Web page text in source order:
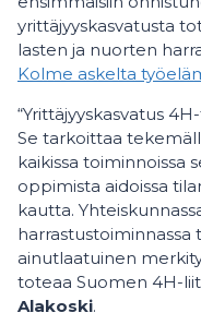
yrittäjyyskasvatusta
lasten ja nuorten
Kolme askelta
“Yrittäjyyskasvatus
Se tarkoittaa
kaikissa toiminnoissa
oppimista aidoissa
kautta.
ainutlaatuinen
toteaa Suomen 4H-
Alakoski.